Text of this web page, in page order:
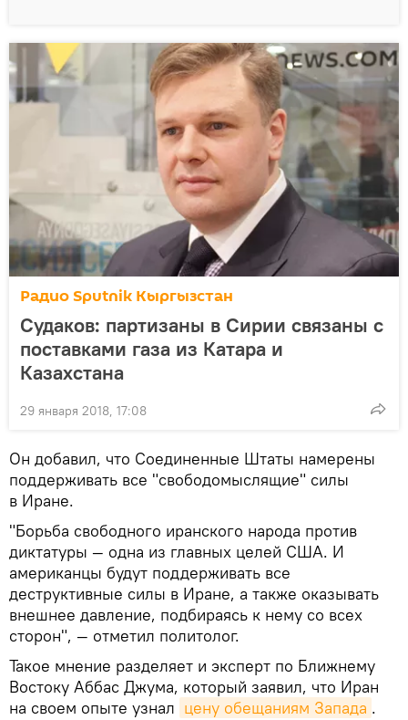
Радио Sputnik Кыргызстан
Судаков: партизаны в Сирии связаны с
поставками газа из Катара и
Казахстана
29 января 2018, 17:08
Он добавил, что Соединенные Штаты намерены
поддерживать все "свободомыслящие" силы
в Иране.
"Борьба свободного иранского народа против
диктатуры — одна из главных целей США. И
американцы будут поддерживать все
деструктивные силы в Иране, а также оказывать
внешнее давление, подбираясь к нему со всех
сторон", — отметил политолог.
Такое мнение разделяет и эксперт по Ближнему
Востоку Аббас Джума, который заявил, что Иран
на своем опыте узнал цену обещаниям Запада .